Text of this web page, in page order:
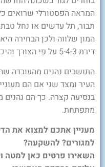
המראה הפסטורלי שרואים
תבור, תל עדשים או נחל
המון שלווה ולכן הבחירה
דירת 5-4-3 על פי הצורך והיכולות הכספיות של כל משפחה.
התושבים נהנים מהעובדה
העיר ומצד שני אם הם
בנסיעה קצרה. כך הם נהנים
מתפתחת.
מעניין אתכם למצוא את
למגורים? להשקעה?
השאירו פרטים כאן למטה